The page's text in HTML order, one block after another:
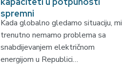
spremni
Kada globalno gledamo situaciju, mi
trenutno nemamo problema sa
snabdijevanjem električnom
energijom u Republici…